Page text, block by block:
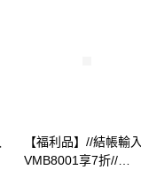
【福利品】//結帳輸入
VMB8001享7折//